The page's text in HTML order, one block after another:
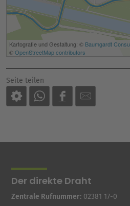
Seite teilen
Der direkte Draht
Zentrale Rufnummer: 02381 17-0